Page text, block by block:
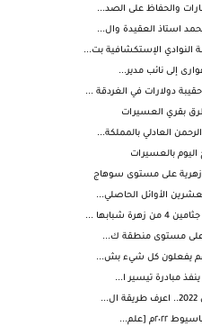
والحفاظ على الصد...
استاذ العقيدة وال...
الإستكشافية بت...
إلى نائب مدير...
دولارات في الغردقة ...
بقري العسيرات
العادلي بالمملكة...
بالعسيرات
على مستوى سوهاج
الأوائل الحاصلي...
شبابها ...
على مستوى منطقة ك...
يفعلون كل شيء بش...
مبادرة تيسير ا...
[علم...